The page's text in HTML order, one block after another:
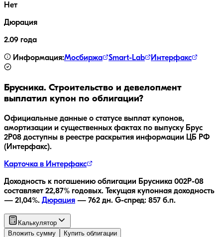
Нет
Дюрация
2.09 года
Информация:Мосбиржа Smart-Lab Интерфакс
Брусника. Строительство и девелопмент
выплатил купон по облигации?
Официальные данные о статусе выплат купонов,
амортизации и существенных фактах по выпуску Брус
2Р08 доступны в реестре раскрытия информации ЦБ РФ
(Интерфакс).
Карточка в Интерфакс
Доходность к погашению облигации Брусника 002Р-08
составляет 22,87% годовых. Текущая купонная доходность
— 21,04%. Дюрация — 762 дн. G-спред: 857 б.п.
Калькулятор
Вложить сумму
Купить облигации